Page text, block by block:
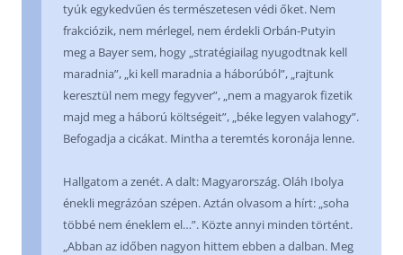
tyúk egykedvűen és természetesen védi őket. Nem
frakciózik, nem mérlegel, nem érdekli Orbán-Putyin
meg a Bayer sem, hogy „stratégiailag nyugodtnak kell
maradnia”, „ki kell maradnia a háborúból”, „rajtunk
keresztül nem megy fegyver”, „nem a magyarok fizetik
majd meg a háború költségeit”, „béke legyen valahogy”.
Befogadja a cicákat. Mintha a teremtés koronája lenne.
Hallgatom a zenét. A dalt: Magyarország. Oláh Ibolya
énekli megrázóan szépen. Aztán olvasom a hírt: „soha
többé nem éneklem el…”. Közte annyi minden történt.
„Abban az időben nagyon hittem ebben a dalban. Meg